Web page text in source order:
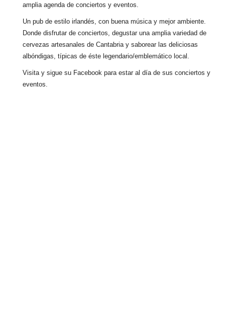
amplia agenda de conciertos y eventos.
Un pub de estilo irlandés, con buena música y mejor ambiente.
Donde disfrutar de conciertos, degustar una amplia variedad de
cervezas artesanales de Cantabria y saborear las deliciosas
albóndigas, típicas de éste legendario/emblemático local.
Visita y sigue su Facebook para estar al día de sus conciertos y
eventos.